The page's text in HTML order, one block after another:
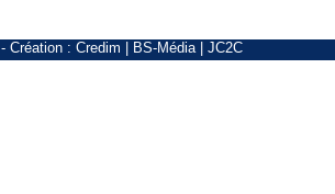
- Création : Credim BS-Média| JC2C